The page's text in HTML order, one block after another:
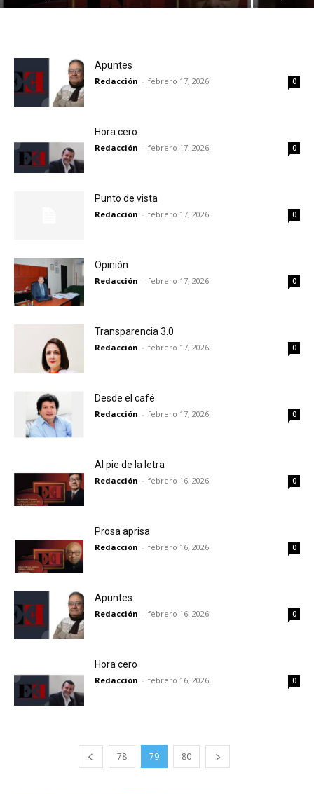
Apuntes
Redacción - febrero 17, 2026 0
Hora cero
Redacción - febrero 17, 2026 0
Punto de vista
Redacción - febrero 17, 2026 0
Opinión
Redacción - febrero 17, 2026 0
Transparencia 3.0
Redacción - febrero 17, 2026 0
Desde el café
Redacción - febrero 17, 2026 0
Al pie de la letra
Redacción - febrero 16, 2026 0
Prosa aprisa
Redacción - febrero 16, 2026 0
Apuntes
Redacción - febrero 16, 2026 0
Hora cero
Redacción - febrero 16, 2026 0
78 79 80